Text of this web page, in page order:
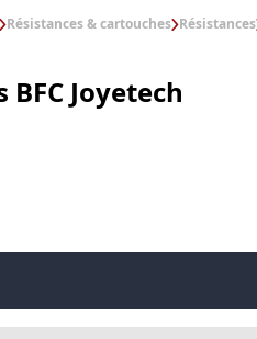
Résistances & cartouches Résistances
BFC Joyetech